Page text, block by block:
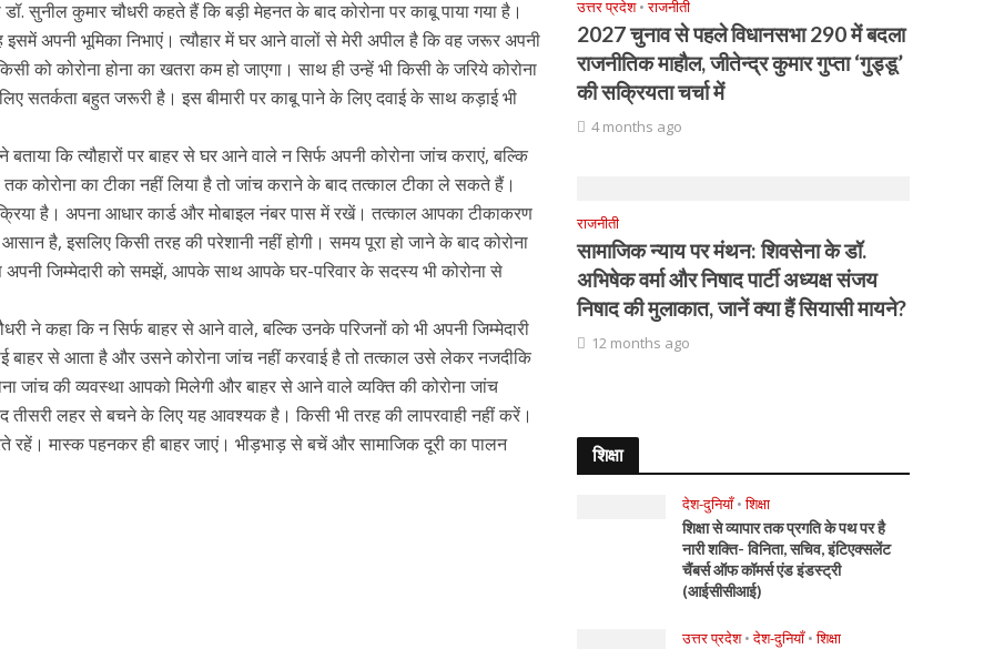
सुनील कुमार चौधरी कहते हैं कि बड़ी मेहनत के बाद कोरोना पर काबू पाया गया है।
इसमें अपनी भूमिका निभाएं। त्यौहार में घर आने वालों से मेरी अपील है कि वह जरूर अपनी
को कोरोना होना का खतरा कम हो जाएगा। साथ ही उन्हें भी किसी के जरिये कोरोना
सतर्कता बहुत जरूरी है। इस बीमारी पर काबू पाने के लिए दवाई के साथ कड़ाई भी
बताया कि त्यौहारों पर बाहर से घर आने वाले न सिर्फ अपनी कोरोना जांच कराएं, बल्कि
कोरोना का टीका नहीं लिया है तो जांच कराने के बाद तत्काल टीका ले सकते हैं।
है। अपना आधार कार्ड और मोबाइल नंबर पास में रखें। तत्काल आपका टीकाकरण
है, इसलिए किसी तरह की परेशानी नहीं होगी। समय पूरा हो जाने के बाद कोरोना
जिम्मेदारी को समझें, आपके साथ आपके घर-परिवार के सदस्य भी कोरोना से
ने कहा कि न सिर्फ बाहर से आने वाले, बल्कि उनके परिजनों को भी अपनी जिम्मेदारी
बाहर से आता है और उसने कोरोना जांच नहीं करवाई है तो तत्काल उसे लेकर नजदीकि
जांच की व्यवस्था आपको मिलेगी और बाहर से आने वाले व्यक्ति की कोरोना जांच
तीसरी लहर से बचने के लिए यह आवश्यक है। किसी भी तरह की लापरवाही नहीं करें।
रहें। मास्क पहनकर ही बाहर जाएं। भीड़भाड़ से बचें और सामाजिक दूरी का पालन
उत्तर प्रदेश • राजनीती
2027 चुनाव से पहले विधानसभा 290 में बदला
राजनीतिक माहौल, जीतेन्द्र कुमार गुप्ता ‘गुड्डू’
की सक्रियता चर्चा में
4 months ago
राजनीती
सामाजिक न्याय पर मंथन: शिवसेना के डॉ.
अभिषेक वर्मा और निषाद पार्टी अध्यक्ष संजय
निषाद की मुलाकात, जानें क्या हैं सियासी मायने?
12 months ago
शिक्षा
देश-दुनियाँ • शिक्षा
शिक्षा से व्यापार तक प्रगति के पथ पर है
नारी शक्ति- विनिता, सचिव, इंटिएक्सलेंट
चैंबर्स ऑफ कॉमर्स एंड इंडस्ट्री
(आईसीसीआई)
उत्तर प्रदेश • देश-दुनियाँ • शिक्षा